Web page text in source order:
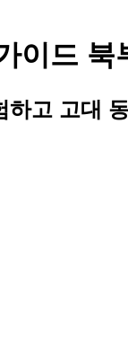
이드 북
하고 고대